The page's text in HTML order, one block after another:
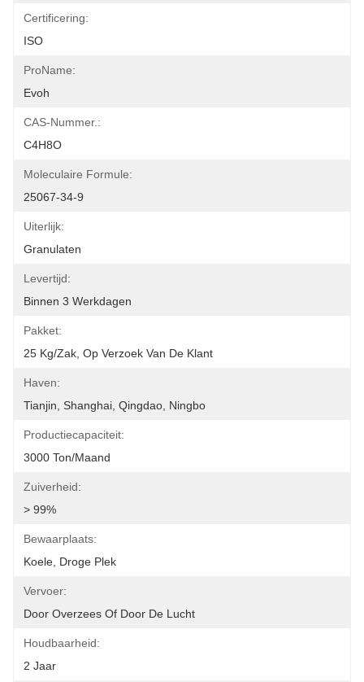
Certificering:
ISO
ProName:
Evoh
CAS-Nummer.:
C4H8O
Moleculaire Formule:
25067-34-9
Uiterlijk:
Granulaten
Levertijd:
Binnen 3 Werkdagen
Pakket:
25 Kg/zak, Op Verzoek Van De Klant
Haven:
Tianjin, Shanghai, Qingdao, Ningbo
Productiecapaciteit:
3000 Ton/maand
Zuiverheid:
> 99%
Bewaarplaats:
Koele, Droge Plek
Vervoer:
Door Overzees Of Door De Lucht
Houdbaarheid:
2 Jaar